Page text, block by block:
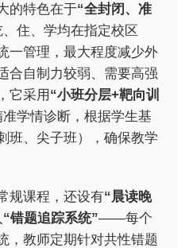
的特色在于“全封闭、准
住、学均在指定校区
一管理，最大程度减少外
合自制力较弱、需要高强
它采用 “小班分层+靶向训
学情诊断，根据学生基
班、尖子班），确保教学
规课程，还设有“晨读晚
“错题追踪系统”——每个
，教师定期针对共性错题